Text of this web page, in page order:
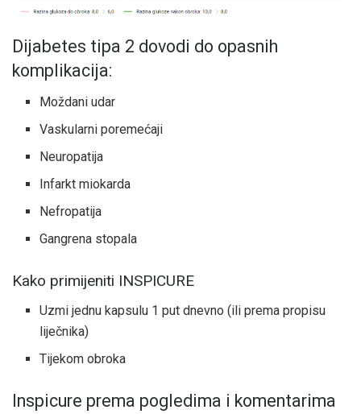
Dijabetes tipa 2 dovodi do opasnih
komplikacija:
Moždani udar
Vaskularni poremećaji
Neuropatija
Infarkt miokarda
Nefropatija
Gangrena stopala
Kako primijeniti INSPICURE
Uzmi jednu kapsulu 1 put dnevno (ili prema propisu
liječnika)
Tijekom obroka
Inspicure prema pogledima i komentarima